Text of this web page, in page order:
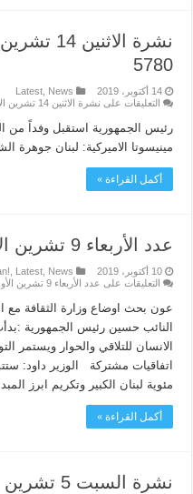
5780
14 أكتوبر، 2019 Latest, News
التعليقات على نشرة الاثنين 14 تشرين الأول (10) 2019 العدد 5780 مغلقة
رئيس الجمهورية استقبل وفداً من
مينيسوتا الاميركية: لبنان جوهرة
أكمل القراءة »
عدد الأربعاء 9 تشرين الأول 2019 العدد 5779
10 أكتوبر، 2019 Latest, News
التعليقات على عدد الأربعاء 9 تشرين الأول 2019 العدد 5779 مغلقة
عون بحث اوضاع وزارة الثقافة مع
النائب حسين رئيس الجمهورية
الانسان للتلاقي والحوار ويستمر
اتفاقيات مشتركة الوزير داود:
مئوية لبنان الكبير وتكريم ابرز
أكمل القراءة »
نشرة السبت 5 تشرين الاول 2019 العدد 5778